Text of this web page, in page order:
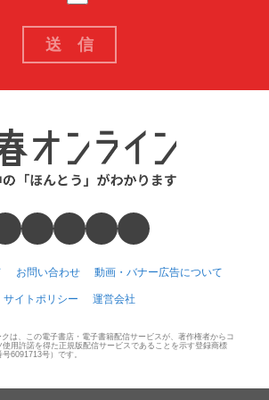
お問い合わせ 動画・バナー広告について
サイトポリシー 運営会社
は、この電子書店・電子書籍配信サービスが、著作権者からコ
使用許諾を得た正規版配信サービスであることを示す登録商標
号6091713号）です。